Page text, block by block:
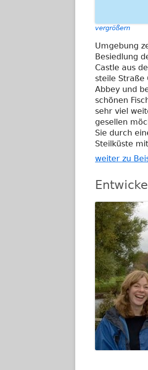
vergrößern
Umgebung
Besiedlung
Castle aus
steile Straße
Abbey und
schönen
sehr viel
gesellen
Sie durch
Steilküste
weiter zu